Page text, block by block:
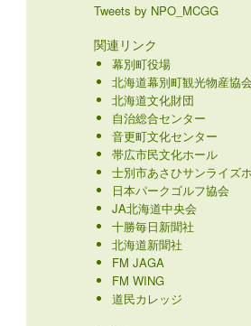
Tweets by NPO_MCGG
関連リンク
幕別町役場
北海道幕別町観光物産協会
北海道文化財団
自治総合センター
音更町文化センター
帯広市民文化ホール
士別市あさひサンライズ
日本パークゴルフ協会
JA北海道中央会
十勝毎日新聞社
北海道新聞社
FM JAGA
FM WING
道民カレッジ